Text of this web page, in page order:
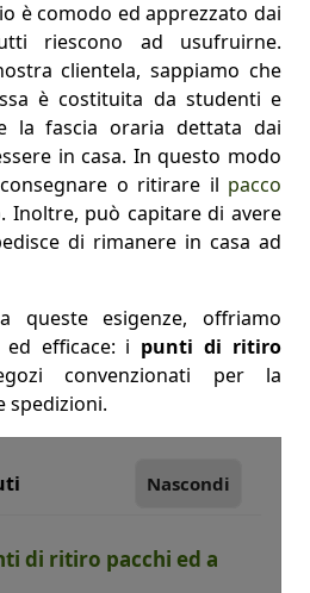
calcola
è comodo ed apprezzato dai
riescono ad usufruirne.
clientela, sappiamo che
è costituita da studenti e
la fascia oraria dettata dai
in casa. In questo modo
o ritirare il pacco
Inoltre, può capitare di avere
di rimanere in casa ad
queste esigenze, offriamo
ed efficace: i punti di ritiro
convenzionati per la
spedizioni.
Nascondi
di ritiro pacchi ed a